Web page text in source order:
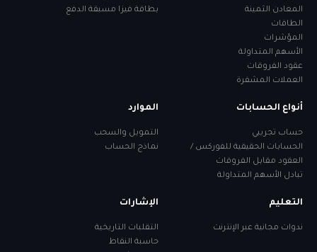
المعادن الثمينة
الطاقات
المؤشرات
الأسهم المتداولة
عقود الفروقات
العملات المشفرة
بطاقة فيزا مسبقة الدفع
أنواع الحسابات
حساب تجريبي
الحسابات الحقيقية للفوركس /
العقود مقابل الفروقات
تبادل الأسهم المتداولة
الموارد
التمويل والسحب
نماذج الحساب
التعليم
ندوات مجانية عبر الإنترنت
الإشارات
التقلبات التاريخية
حاسبة النقاط